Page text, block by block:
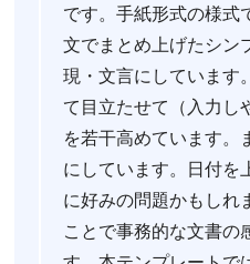
です。手紙形式の様式
文でまとめ上げたシン
現・文言にしています
て目立たせて（入力し
を若干高めています。
にしています。日付を
に好みの問題かもしれ
ことで事務的な文書の